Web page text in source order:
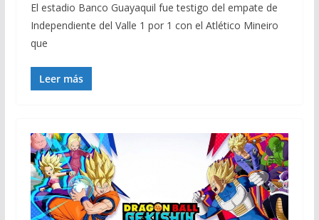
El estadio Banco Guayaquil fue testigo del empate de
Independiente del Valle 1 por 1 con el Atlético Mineiro
que
Leer más